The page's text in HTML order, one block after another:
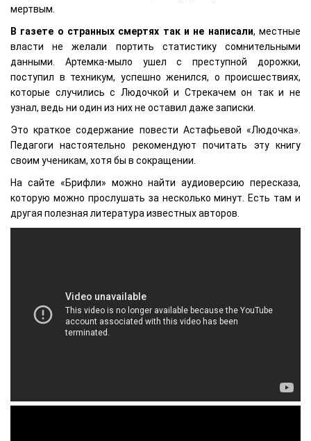
мертвым.
В газете о странных смертях так и не написали, местные
власти не желали портить статистику сомнительными
данными. Артемка-мыло ушел с преступной дорожки,
поступил в техникум, успешно женился, о происшествиях,
которые случились с Людочкой и Стрекачем он так и не
узнал, ведь ни один из них не оставил даже записки.
Это краткое содержание повести Астафьевой «Людочка».
Педагоги настоятельно рекомендуют почитать эту книгу
своим ученикам, хотя бы в сокращении.
На сайте «Брифли» можно найти аудиоверсию пересказа,
которую можно прослушать за несколько минут. Есть там и
другая полезная литература известных авторов.